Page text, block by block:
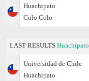
Huachipato
Colo Colo
LAST RESULTS Huachipato
Universidad de Chile
Huachipato